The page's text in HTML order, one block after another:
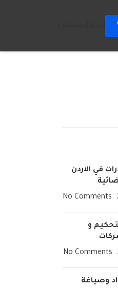
في الاردن
No Comments
و
No Comments
وصياغة